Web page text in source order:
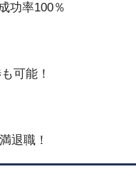
功率100％
可能！
退職！